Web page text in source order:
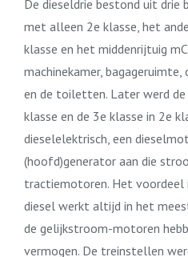
De dieseldrie bestond uit drie
met alleen 2e klasse, het
klasse en het middenrijtuig
machinekamer,
en de toiletten. Later werd de
klasse en de 3e klasse in 2e
dieselelektrisch, een
(hoofd)generator aan die
tractiemotoren. Het voordeel
diesel werkt altijd in het
de gelijkstroom-motoren
vermogen. De treinstellen